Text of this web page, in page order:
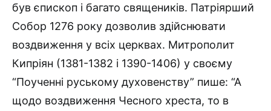
був єпископ і багато священиків. Патріярший
Собор 1276 року дозволив здійснювати
воздвиження у всіх церквах. Митрополит
Кипріян (1381-1382 і 1390-1406) у своєму
“Поученні руському духовенству” пише: “А
щодо воздвиження Чесного хреста, то в